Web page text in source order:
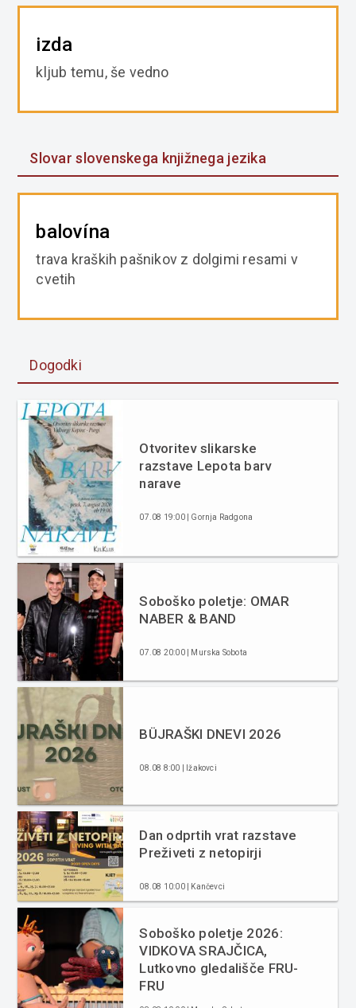
izda
kljub temu, še vedno
Slovar slovenskega knjižnega jezika
balovína
trava kraških pašnikov z dolgimi resami v
cvetih
Dogodki
Otvoritev slikarske
razstave Lepota barv
narave
07.08 19:00 | Gornja Radgona
Soboško poletje: OMAR
NABER & BAND
07.08 20:00 | Murska Sobota
BÜJRAŠKI DNEVI 2026
08.08 8:00 | Ižakovci
Dan odprtih vrat razstave
Preživeti z netopirji
08.08 10:00 | Kančevci
Soboško poletje 2026:
VIDKOVA SRAJČICA,
Lutkovno gledališče FRU-
FRU